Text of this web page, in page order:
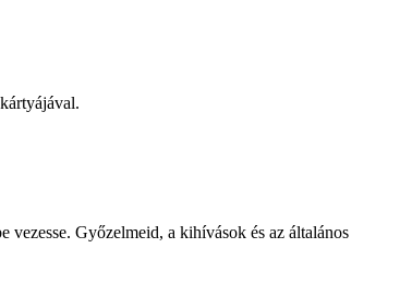
vezesse. Győzelmeid, a kihívások és az általános